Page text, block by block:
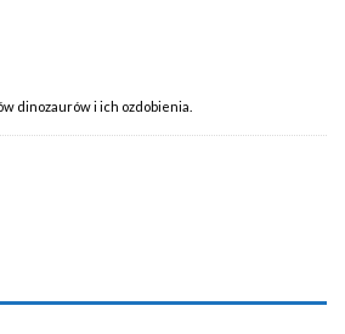
dinozaurów i ich ozdobienia.